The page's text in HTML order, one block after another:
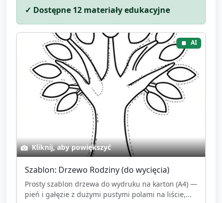
✓ Dostępne 12 materiały edukacyjne
AI
Kliknij, aby powiększyć
Szablon: Drzewo Rodziny (do wycięcia)
Prosty szablon drzewa do wydruku na karton (A4) —
pień i gałęzie z dużymi pustymi polami na liście,...